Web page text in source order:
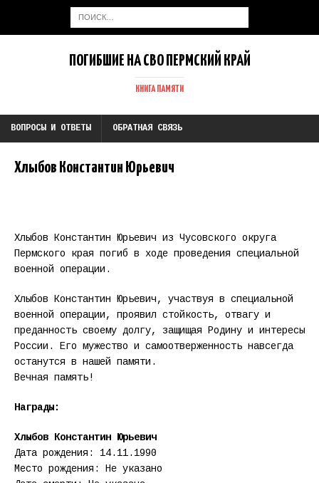
ПОГИБШИЕ НА СВО ПЕРМСКИЙ КРАЙ
КНИГА ПАМЯТИ
ВОПРОСЫ И ОТВЕТЫ ОБРАТНАЯ СВЯЗЬ
Хлыбов Константин Юрьевич
Хлыбов Константин Юрьевич из Чусовского округа
Пермского края погиб в ходе проведения специальной
военной операции.
Хлыбов Константин Юрьевич, участвуя в специальной
военной операции, проявил стойкость, отвагу и
преданность своему долгу, защищая Родину и интересы
России. Его мужество и самоотверженность навсегда
останутся в нашей памяти.
Вечная память!
Награды:
Хлыбов Константин Юрьевич
Дата рождения: 14.11.1990
Место рождения: Не указано